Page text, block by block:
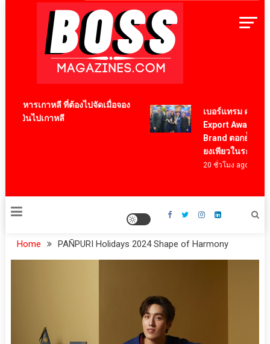
BossMagazinesThailand
าหารเกาหลี ที่ต้องไปจัดเมื่อจอง
งบินไปเกาหลี
เบอร์แทรม คว้ารางวั
Export Award
Brand ตอกย้ำความ
ยงเพียวในระดับสากล
20 ชั่วโมง ago
Home PAÑPURI Holidays 2024 Shape of Harmony